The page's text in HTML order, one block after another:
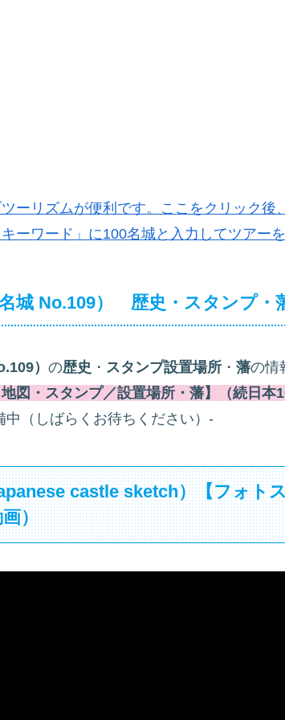
ーリズムが便利です。ここをクリック後
ーワード」に100名城と入力してツアー
城 No.109） 歴史・スタンプ・
） の歴史 ・ スタンプ設置場所 ・ 藩の情
図・スタンプ／設置場所・藩】（続日本
（しばらくお待ちください）-
castle sketch）【フォト
）